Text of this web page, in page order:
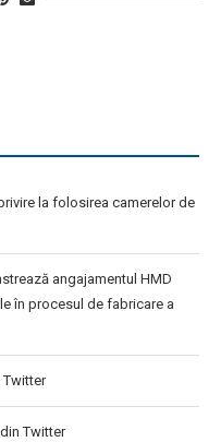
la folosirea camerelor de
angajamentul HMD
în procesul de fabricare a
Twitter
Twitter